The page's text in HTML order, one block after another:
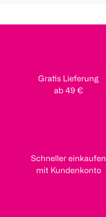
Gratis Lieferung
ab 49 €
Schneller einkaufen
mit Kundenkonto